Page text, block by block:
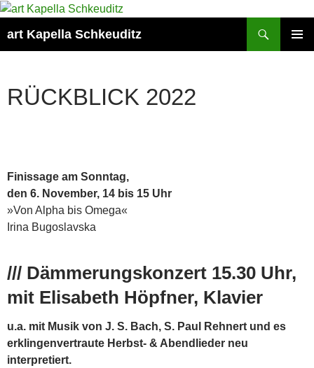
art Kapella Schkeuditz
RÜCKBLICK 2022
Finissage am Sonntag,
den 6. November, 14 bis 15 Uhr
»Von Alpha bis Omega«
Irina Bugoslavska
/// Dämmerungskonzert 15.30 Uhr,
mit Elisabeth Höpfner, Klavier
u.a. mit Musik von J. S. Bach, S. Paul Rehnert und es
erklingenvertraute Herbst- & Abendlieder neu
interpretiert.